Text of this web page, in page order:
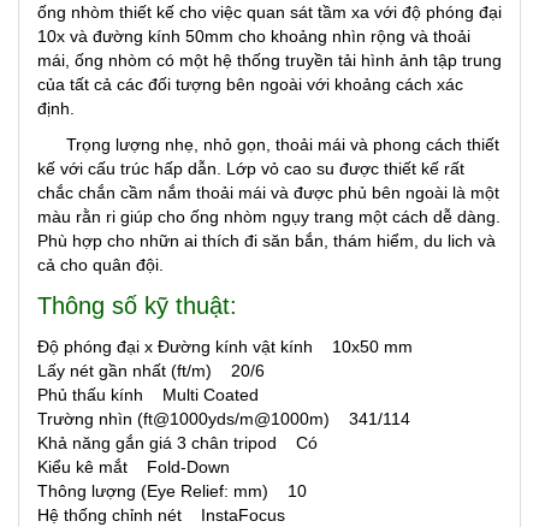
ống nhòm thiết kế cho việc quan sát tầm xa với độ phóng đại
10x và đường kính 50mm cho khoảng nhìn rộng và thoải
mái, ống nhòm có một hệ thống truyền tải hình ảnh tập trung
của tất cả các đối tượng bên ngoài với khoảng cách xác
định.
Trọng lượng nhẹ, nhỏ gọn, thoải mái và phong cách thiết
kế với cấu trúc hấp dẫn. Lớp vỏ cao su được thiết kế rất
chắc chắn cầm nắm thoải mái và được phủ bên ngoài là một
màu rằn ri giúp cho ống nhòm ngụy trang một cách dễ dàng.
Phù hợp cho nhữn ai thích đi săn bắn, thám hiểm, du lich và
cả cho quân đội.
Thông số kỹ thuật:
Độ phóng đại x Đường kính vật kính 10x50 mm
Lấy nét gần nhất (ft/m) 20/6
Phủ thấu kính Multi Coated
Trường nhìn (ft@1000yds/m@1000m) 341/114
Khả năng gắn giá 3 chân tripod Có
Kiểu kê mắt Fold-Down
Thông lượng (Eye Relief: mm) 10
Hệ thống chỉnh nét InstaFocus